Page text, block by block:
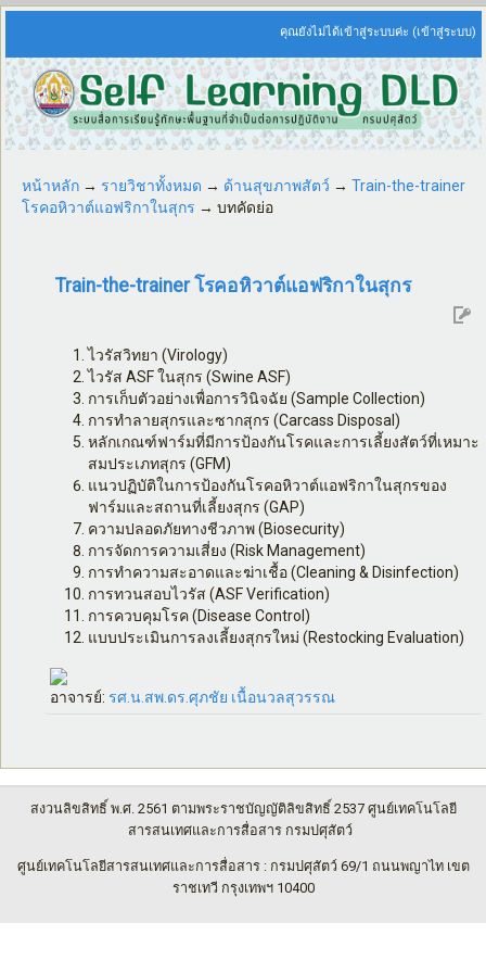
คุณยังไม่ได้เข้าสู่ระบบค่ะ (เข้าสู่ระบบ)
หน้าหลัก → รายวิชาทั้งหมด → ด้านสุขภาพสัตว์ → Train-the-trainer
โรคอหิวาต์แอฟริกาในสุกร → บทคัดย่อ
Train-the-trainer โรคอหิวาต์แอฟริกาในสุกร
ไวรัสวิทยา (Virology)
ไวรัส ASFในสุกร (Swine ASF)
การเก็บตัวอย่างเพื่อการวินิจฉัย (Sample Collection)
การทำลายสุกรและซากสุกร (Carcass Disposal)
หลักเกณฑ์ฟาร์มที่มีการป้องกันโรคและการเลี้ยงสัตว์ที่เหมาะ
สมประเภทสุกร (GFM)
แนวปฏิบัติในการป้องกันโรคอหิวาต์แอฟริกาในสุกรของ
ฟาร์มและสถานที่เลี้ยงสุกร (GAP)
ความปลอดภัยทางชีวภาพ (Biosecurity)
การจัดการความเสี่ยง (Risk Management)
การทำความสะอาดและฆ่าเชื้อ (Cleaning & Disinfection)
การทวนสอบไวรัส (ASF Verification)
การควบคุมโรค (Disease Control)
แบบประเมินการลงเลี้ยงสุกรใหม่ (Restocking Evaluation)
อาจารย์: รศ.น.สพ.ดร.ศุภชัย เนื้อนวลสุวรรณ
สงวนลิขสิทธิ์ พ.ศ. 2561 ตามพระราชบัญญัติลิขสิทธิ์ 2537 ศูนย์เทคโนโลยี
สารสนเทศและการสื่อสาร กรมปศุสัตว์
ศูนย์เทคโนโลยีสารสนเทศและการสื่อสาร : กรมปศุสัตว์ 69/1 ถนนพญาไท เขต
ราชเทวี กรุงเทพฯ 10400